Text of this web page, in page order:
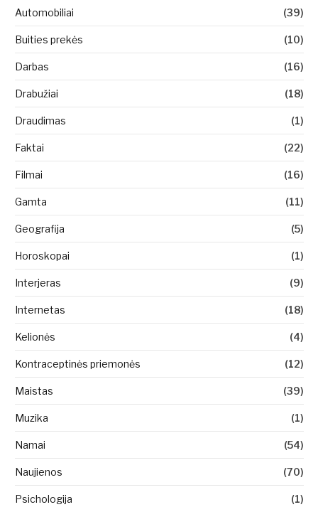
Automobiliai (39)
Buities prekės (10)
Darbas (16)
Drabužiai (18)
Draudimas (1)
Faktai (22)
Filmai (16)
Gamta (11)
Geografija (5)
Horoskopai (1)
Interjeras (9)
Internetas (18)
Kelionės (4)
Kontraceptinės priemonės (12)
Maistas (39)
Muzika (1)
Namai (54)
Naujienos (70)
Psichologija (1)